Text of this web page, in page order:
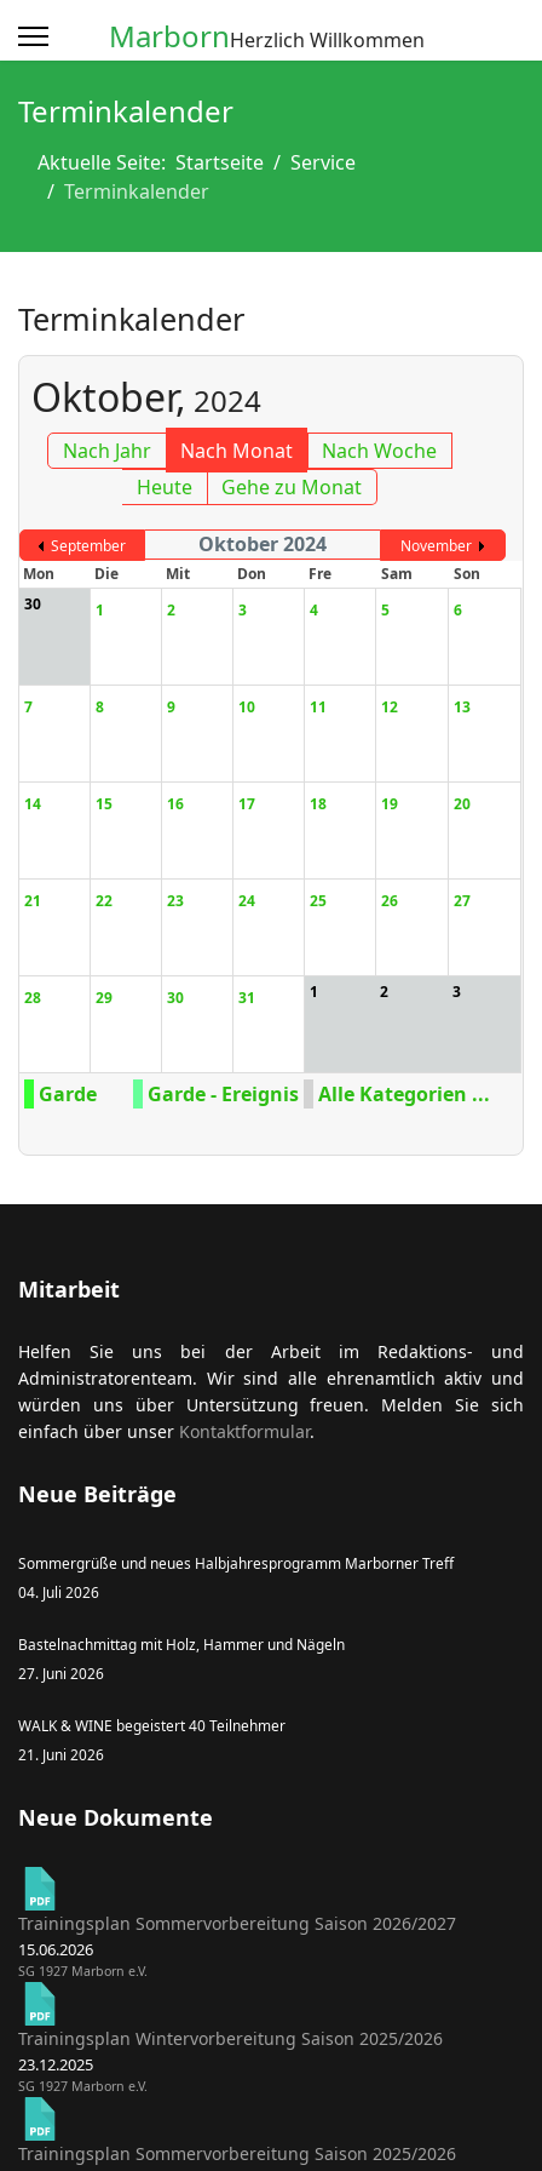
MarbornHerzlich Willkommen
Terminkalender
Aktuelle Seite: Startseite
Service
Terminkalender
Terminkalender
Oktober, 2024
Nach Jahr Nach Monat
Nach Woche
Heute
Gehe zu Monat
September Oktober 2024
November
Mon
Die Mit Don Fre Sam
Son
30
1 2 3 4 5 6
7 8 9 10 11 12 13
14 15 16 17 18 19 20
21 22 23 24 25 26 27
28 29 30 31 1 2 3
Garde Garde - Ereignis Alle Kategorien ...
Mitarbeit
Helfen Sie uns bei der Arbeit im Redaktions- und
Administratorenteam. Wir sind alle ehrenamtlich aktiv und
würden uns über Untersützung freuen. Melden Sie sich
einfach über unser Kontaktformular.
Neue Beiträge
Sommergrüße und neues Halbjahresprogramm Marborner Treff
04. Juli 2026
Bastelnachmittag mit Holz, Hammer und Nägeln
27. Juni 2026
WALK & WINE begeistert 40 Teilnehmer
21. Juni 2026
Neue Dokumente
Trainingsplan Sommervorbereitung Saison 2026/2027
15.06.2026
SG 1927 Marborn e.V.
Trainingsplan Wintervorbereitung Saison 2025/2026
23.12.2025
SG 1927 Marborn e.V.
Trainingsplan Sommervorbereitung Saison 2025/2026